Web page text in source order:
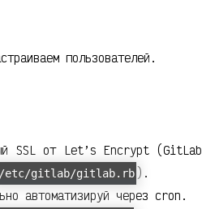
пользователей.
SSL от Let’s Encrypt (GitLab
/etc/gitlab/gitlab.rb ).
автоматизируй через cron.